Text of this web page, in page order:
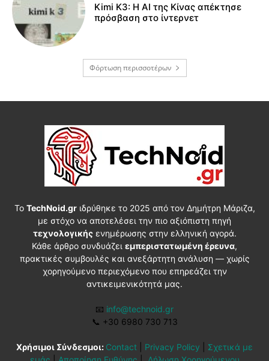
Kimi K3: Η AI της Κίνας απέκτησε
πρόσβαση στο ίντερνετ
Φόρτωση περισσοτέρων
Το TechNoid.grιδρύθηκε το 2025 από τον Δημήτρη Μάριζα,
με στόχο να αποτελέσει την πιο αξιόπιστη πηγή
τεχνολογικήςενημέρωσης στην ελληνική αγορά.
Κάθε άρθρο συνδυάζει εμπεριστατωμένη έρευνα,
πρακτικές συμβουλές και ανεξάρτητη ανάλυση — χωρίς
χορηγούμενο περιεχόμενο που επηρεάζει την
αντικειμενικότητά μας.
📧 info@technoid.gr
📞 +30 6980 730 713
Χρήσιμοι Σύνδεσμοι: Contact Privacy Policy
Σχετικά με